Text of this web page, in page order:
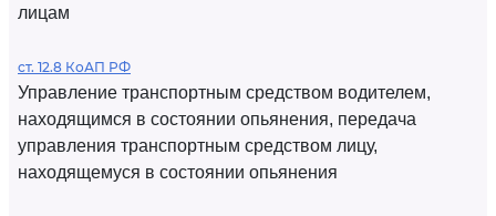
лицам
ст. 12.8 КоАП РФ
Управление транспортным средством водителем,
находящимся в состоянии опьянения, передача
управления транспортным средством лицу,
находящемуся в состоянии опьянения